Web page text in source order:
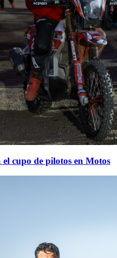
cupo de pilotos en Motos